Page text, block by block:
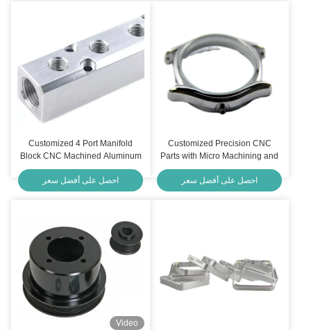
Customized Precision CNC
Parts with Micro Machining and
Tolerance +/-0.001mm for
Industrial Applications
احصل على أفضل سعر
Customized 4 Port Manifold
Block CNC Machined Aluminum
Hard Anodized Silver ISO13485
AS9100 Certified
احصل على أفضل سعر
Video